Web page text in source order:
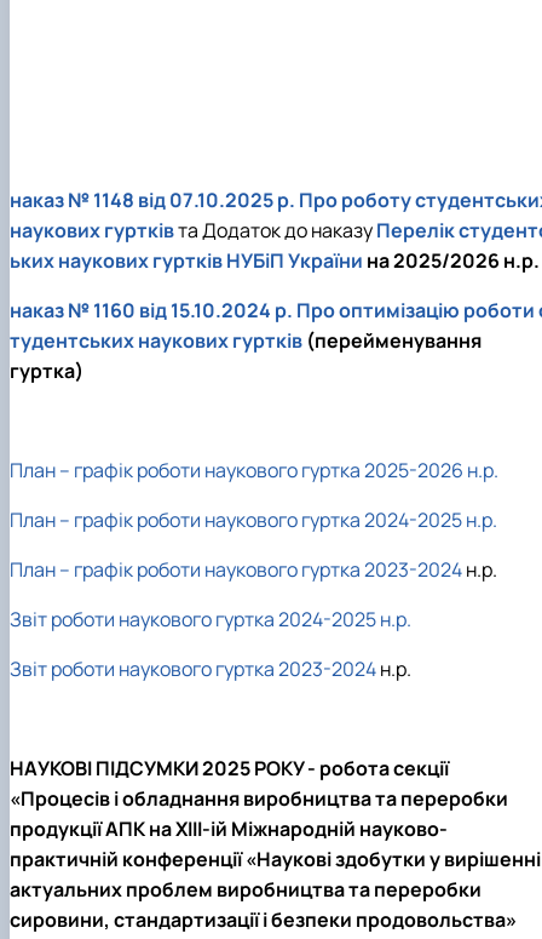
наказ № 1148 від 07.10.2025 р. Про роботу
наукових гуртківта Додаток до наказуПерелік
ьких наукових гуртків НУБіП України на 2025/2026 н.р.
наказ № 1160 від 15.10.2024 р. Про оптимізацію роботи
тудентських наукових гуртків (перейменування
гуртка)
План – графік роботи наукового гуртка 2025-2026 н.р.
План – графік роботи наукового гуртка 2024-2025 н.р.
План – графік роботи наукового гуртка 2023-2024н.р.
Звіт роботи наукового гуртка 2024-2025 н.р.
Звіт роботи наукового гуртка 2023-2024н.р.
НАУКОВІ ПІДСУМКИ 2025 РОКУ - робота секції
«Процесів і обладнання виробництва та переробки
продукції АПК на ХIII-ій Міжнародній науково-
практичній конференції «Наукові здобутки у вирішенні
актуальних проблем виробництва та переробки
сировини, стандартизації і безпеки продовольства»